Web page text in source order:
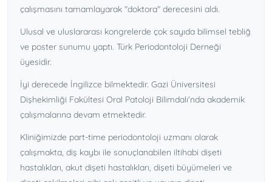
çalışmasını tamamlayarak "doktora" derecesini aldı.
Ulusal ve uluslararası kongrelerde çok sayıda bilimsel tebliğ
ve poster sunumu yaptı. Türk Periodontoloji Derneği
üyesidir.
İyi derecede İngilizce bilmektedir. Gazi Üniversitesi
Dişhekimliği Fakültesi Oral Patoloji Bilimdalı'nda akademik
çalışmalarına devam etmektedir.
Kliniğimizde part-time periodontoloji uzmanı olarak
çalışmakta, diş kaybı ile sonuçlanabilen iltihabi dişeti
hastalıkları, akut dişeti hastalıkları, dişeti büyümeleri ve